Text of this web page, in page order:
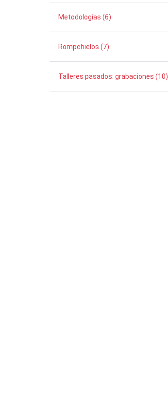
Metodologías (6)
Rompehielos (7)
Talleres pasados: grabaciones (10)